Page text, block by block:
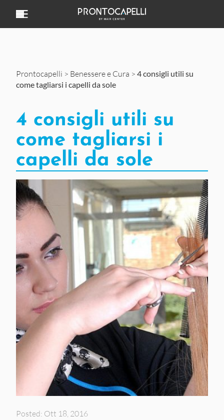
Prontocapelli > Benessere e Cura > 4 consigli utili su
come tagliarsi i capelli da sole
4 consigli utili su
come tagliarsi i
capelli da sole
Posted: Ott 18, 2016